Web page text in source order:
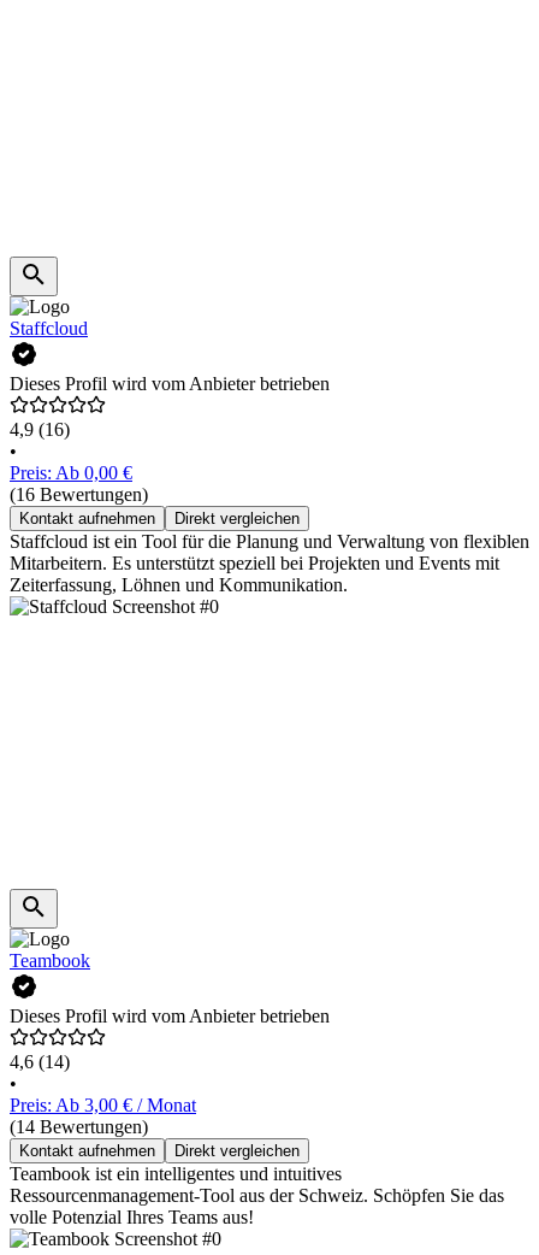
Staffcloud
Dieses Profil wird vom Anbieter betrieben
4,9 (16)
•
Preis: Ab 0,00 €
(16 Bewertungen)
Kontakt aufnehmen Direkt vergleichen
Staffcloud ist ein Tool für die Planung und Verwaltung von flexiblen
Mitarbeitern. Es unterstützt speziell bei Projekten und Events mit
Zeiterfassung, Löhnen und Kommunikation.
Teambook
Dieses Profil wird vom Anbieter betrieben
4,6 (14)
•
Preis: Ab 3,00 € / Monat
(14 Bewertungen)
Kontakt aufnehmen Direkt vergleichen
Teambook ist ein intelligentes und intuitives
Ressourcenmanagement-Tool aus der Schweiz. Schöpfen Sie das
volle Potenzial Ihres Teams aus!